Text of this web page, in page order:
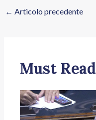
← Articolo precedente
Must Read